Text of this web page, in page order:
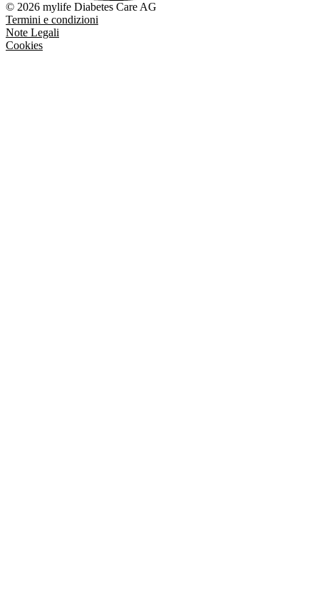
© 2026 mylife Diabetes Care AG
Termini e condizioni
Note Legali
Cookies